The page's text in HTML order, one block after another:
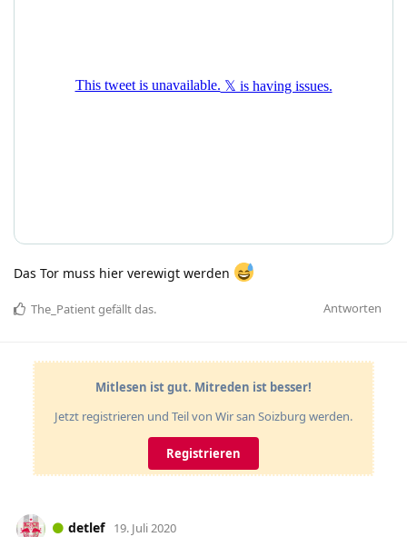
Das Tor muss hier verewigt werden
Antworten
The_Patientgefällt das.
Mitlesen ist gut. Mitreden ist besser!
Jetzt registrieren und Teil von Wir san Soizburg werden.
Registrieren
detlef 19. Juli 2020